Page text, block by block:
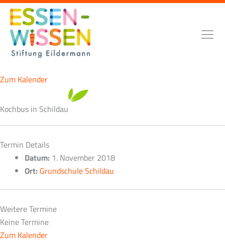
Zum
Inhalt
springen
Zum Kalender
Kochbus in Schildau
Termin Details
Datum: 1. November 2018
Ort: Grundschule Schildau
Weitere Termine
Keine Termine
Zum Kalender